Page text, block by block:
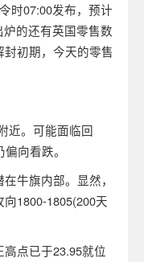
时07:00发布，预计
炉的还有英国零售数
初期，今天的零售
近。可能面临回
向看跌。
牛旗内部。显然，
1800-1805(200天
点已于23.95就位